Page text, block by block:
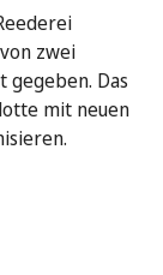
zwei
Das
mit neuen